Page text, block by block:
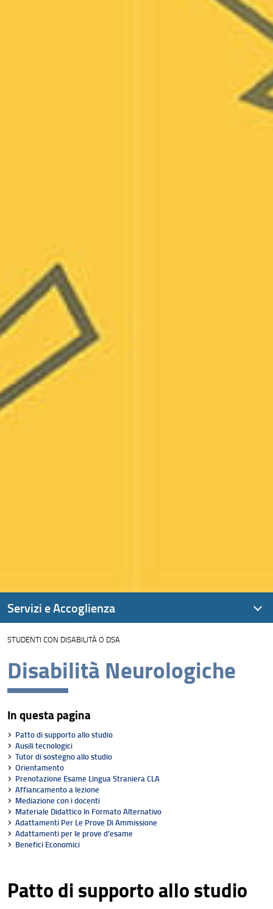
STUDENTI CON DISABILITÀ O DSA
Disabilità Neurologiche
In questa pagina
Patto di supporto allo studio
Ausili tecnologici
Tutor di sostegno allo studio
Orientamento
Prenotazione Esame Lingua Straniera CLA
Affiancamento a lezione
Mediazione con i docenti
Materiale Didattico In Formato Alternativo
Adattamenti Per Le Prove Di Ammissione
Adattamenti per le prove d’esame
Benefici Economici
Patto di supporto allo studio
Servizi e Accoglienza